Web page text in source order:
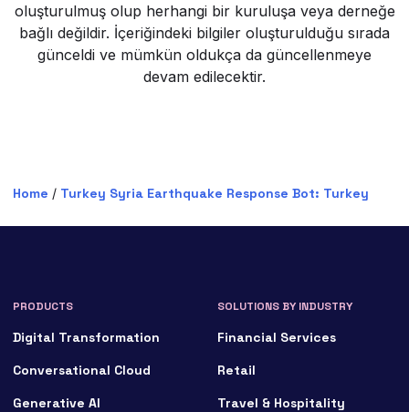
oluşturulmuş olup herhangi bir kuruluşa veya derneğe
bağlı değildir. İçeriğindeki bilgiler oluşturulduğu sırada
günceldi ve mümkün oldukça da güncellenmeye
devam edilecektir.
Home / Turkey Syria Earthquake Response Bot: Turkey
PRODUCTS
Digital Transformation
Conversational Cloud
Generative AI
SOLUTIONS BY INDUSTRY
Financial Services
Retail
Travel & Hospitality